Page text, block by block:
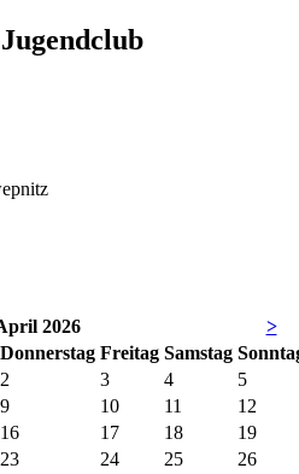
2026
>
Donnerstag Freitag Samstag So
2 3 4
5
9 10 11
12
16 17 18
19
23 24 25
26